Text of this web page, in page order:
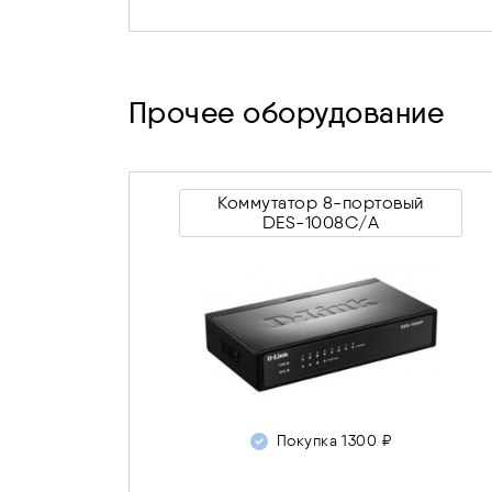
Прочее оборудование
Коммутатор 8-портовый
DES-1008C/A
Покупка 1300 ₽
Коммутатор 8-портовый
DES-1008C/A